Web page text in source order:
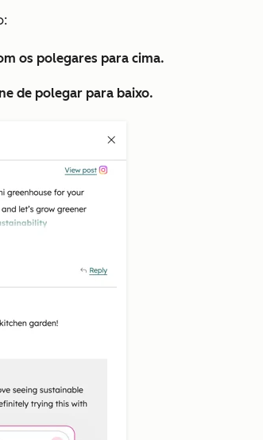
os polegares para cima.
de polegar para baixo.